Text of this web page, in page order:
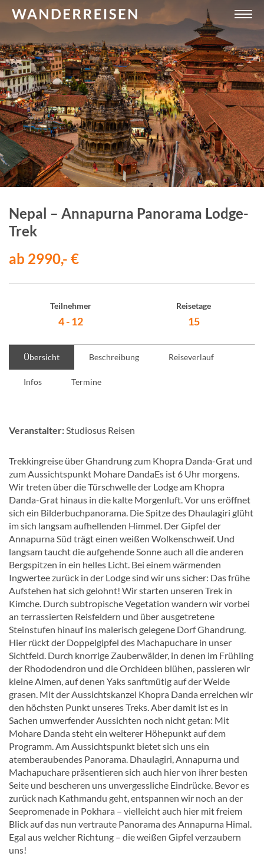
Nepal – Annapurna Panorama Lodge-
Trek
ab 2990,- €
Teilnehmer
4 - 12
Reisetage
15
Übersicht Beschreibung Reiseverlauf
Infos Termine
Veranstalter:Studiosus Reisen
Trekkingreise über Ghandrung zum Khopra Danda-Grat und
zum Aussichtspunkt Mohare DandaEs ist 6 Uhr morgens.
Wir treten über die Türschwelle der Lodge am Khopra
Danda-Grat hinaus in die kalte Morgenluft. Vor uns eröffnet
sich ein Bilderbuchpanorama. Die Spitze des Dhaulagiri glüht
im sich langsam aufhellenden Himmel. Der Gipfel der
Annapurna Süd trägt einen weißen Wolkenschweif. Und
langsam taucht die aufgehende Sonne auch all die anderen
Bergspitzen in ein helles Licht. Bei einem wärmenden
Ingwertee zurück in der Lodge sind wir uns sicher: Das frühe
Aufstehen hat sich gelohnt! Wir starten unseren Trek in
Kimche. Durch subtropische Vegetation wandern wir vorbei
an terrassierten Reisfeldern und über ausgetretene
Steinstufen hinauf ins malerisch gelegene Dorf Ghandrung.
Hier rückt der Doppelgipfel des Machapuchare in unser
Sichtfeld. Durch knorrige Zauberwälder, in denen im Frühling
der Rhododendron und die Orchideen blühen, passieren wir
kleine Almen, auf denen Yaks sanftmütig auf der Weide
grasen. Mit der Aussichtskanzel Khopra Danda erreichen wir
den höchsten Punkt unseres Treks. Aber damit ist es in
Sachen umwerfender Aussichten noch nicht getan: Mit
Mohare Danda steht ein weiterer Höhepunkt auf dem
Programm. Am Aussichtspunkt bietet sich uns ein
atemberaubendes Panorama. Dhaulagiri, Annapurna und
Machapuchare präsentieren sich auch hier von ihrer besten
Seite und bescheren uns unvergessliche Eindrücke. Bevor es
zurück nach Kathmandu geht, entspannen wir noch an der
Seepromenade in Pokhara – vielleicht auch hier mit freiem
Blick auf das nun vertraute Panorama des Annapurna Himal.
Egal aus welcher Richtung – die weißen Gipfel verzaubern
uns!